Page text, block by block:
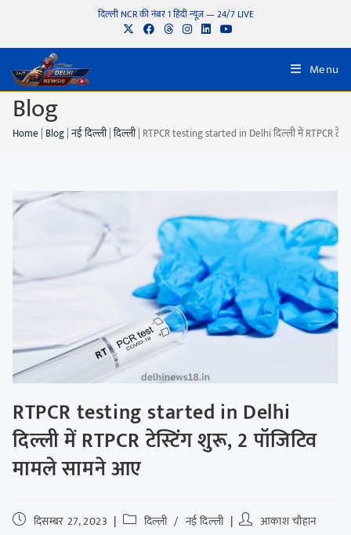
दिल्ली NCR की नंबर 1 हिंदी न्यूज़ — 24/7 LIVE
Menu
Blog
Home | Blog|नई दिल्ली|दिल्ली| RTPCR testing started in Delhi दिल्ली में RTPCR
RTPCR testing started in Delhi
दिल्ली में RTPCR टेस्टिंग शुरू, 2 पॉजिटिव
मामले सामने आए
दिसम्बर 27, 2023 दिल्ली / नई दिल्ली आकाश चौहान